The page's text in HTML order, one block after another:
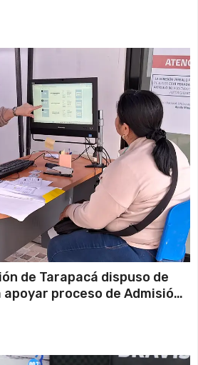
de Tarapacá dispuso de
proceso de Admisión